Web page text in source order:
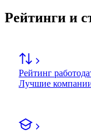
Рейтинги и
Рейтинг
Лучшие